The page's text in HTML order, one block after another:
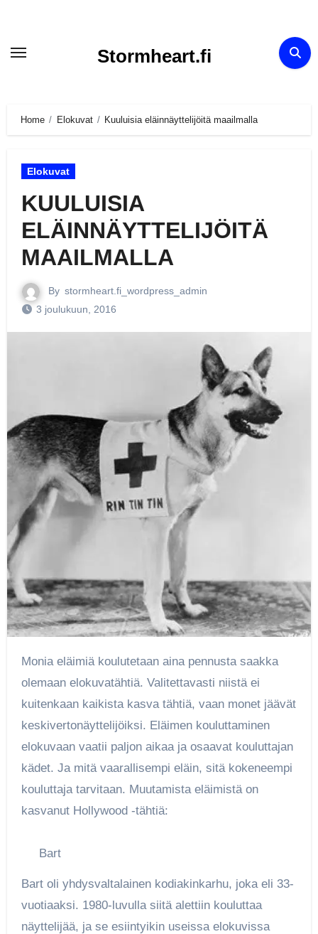
Stormheart.fi
Home Elokuvat Kuuluisia eläinnäyttelijöitä maailmalla
Elokuvat
KUULUISIA
ELÄINNÄYTTELIJÖITÄ
MAAILMALLA
By stormheart.fi_wordpress_admin
3 joulukuun, 2016
Monia eläimiä koulutetaan aina pennusta saakka
olemaan elokuvatähtiä. Valitettavasti niistä ei
kuitenkaan kaikista kasva tähtiä, vaan monet jäävät
keskivertonäyttelijöiksi. Eläimen kouluttaminen
elokuvaan vaatii paljon aikaa ja osaavat kouluttajan
kädet. Ja mitä vaarallisempi eläin, sitä kokeneempi
kouluttaja tarvitaan. Muutamista eläimistä on
kasvanut Hollywood -tähtiä:
Bart
Bart oli yhdysvaltalainen kodiakinkarhu, joka eli 33-
vuotiaaksi. 1980-luvulla siitä alettiin kouluttaa
näyttelijää, ja se esiintyikin useissa elokuvissa